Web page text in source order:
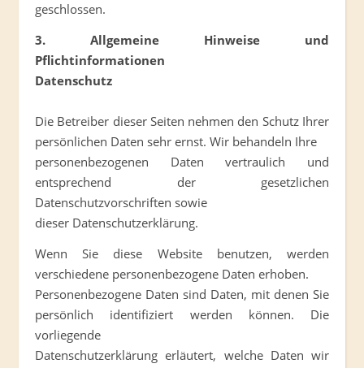
geschlossen.
3. Allgemeine Hinweise und
Pflichtinformationen
Datenschutz
Die Betreiber dieser Seiten nehmen den Schutz Ihrer
persönlichen Daten sehr ernst. Wir behandeln Ihre
personenbezogenen Daten vertraulich und
entsprechend der gesetzlichen
Datenschutzvorschriften sowie
dieser Datenschutzerklärung.
Wenn Sie diese Website benutzen, werden
verschiedene personenbezogene Daten erhoben.
Personenbezogene Daten sind Daten, mit denen Sie
persönlich identifiziert werden können. Die
vorliegende
Datenschutzerklärung erläutert, welche Daten wir